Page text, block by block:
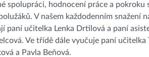
spolupráci, hodnocení práce a pokroku
V našem každodenním snažení
paní učitelka Lenka Drtilová a paní
Ve třídě dále vyučuje paní učitelka
a Pavla Beňová.